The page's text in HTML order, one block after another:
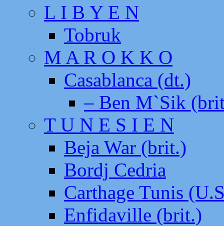
L I B Y E N
Tobruk
M A R O K K O
Casablanca (dt.)
– Ben M`Sik
T U N E S I E N
Beja War (brit.)
Bordj Cedria
Carthage Tunis
Enfidaville (brit.)